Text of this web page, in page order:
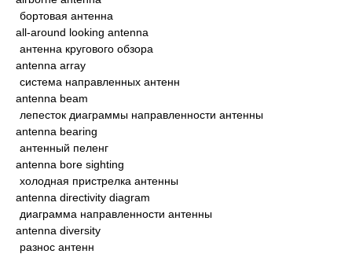
бортовая антенна
all-around looking antenna
антенна кругового обзора
antenna array
система направленных антенн
antenna beam
лепесток диаграммы направленности антенны
antenna bearing
антенный пеленг
antenna bore sighting
холодная пристрелка антенны
antenna directivity diagram
диаграмма направленности антенны
antenna diversity
разнос антенн